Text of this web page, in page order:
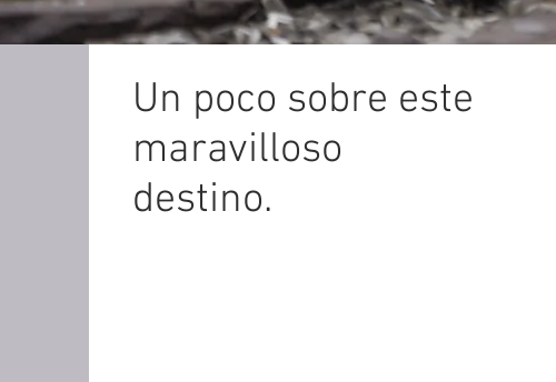
Un poco sobre este
maravilloso
destino.